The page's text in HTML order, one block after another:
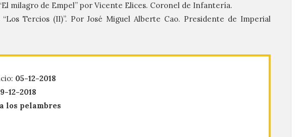
milagro de Empel” por Vicente Elices. Coronel de Infantería.
Tercios (II)”. Por José Miguel Alberte Cao. Presidente de Imperial
05-12-2018
12-2018
los pelambres